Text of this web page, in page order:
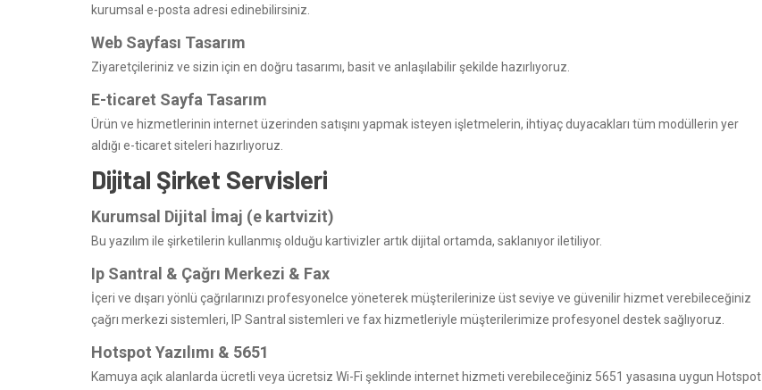
kurumsal e-posta adresi edinebilirsiniz.
Web Sayfası Tasarım
Ziyaretçileriniz ve sizin için en doğru tasarımı, basit ve anlaşılabilir şekilde hazırlıyoruz.
E-ticaret Sayfa Tasarım
Ürün ve hizmetlerinin internet üzerinden satışını yapmak isteyen işletmelerin, ihtiyaç duyacakları tüm modüllerin yer
aldığı e-ticaret siteleri hazırlıyoruz.
Dijital Şirket Servisleri
Kurumsal Dijital İmaj (e kartvizit)
Bu yazılım ile şirketilerin kullanmış olduğu kartivizler artık dijital ortamda, saklanıyor iletiliyor.
Ip Santral & Çağrı Merkezi & Fax
İçeri ve dışarı yönlü çağrılarınızı profesyonelce yöneterek müşterilerinize üst seviye ve güvenilir hizmet verebileceğiniz
çağrı merkezi sistemleri, IP Santral sistemleri ve fax hizmetleriyle müşterilerimize profesyonel destek sağlıyoruz.
Hotspot Yazılımı & 5651
Kamuya açık alanlarda ücretli veya ücretsiz Wi-Fi şeklinde internet hizmeti verebileceğiniz 5651 yasasına uygun Hotspot